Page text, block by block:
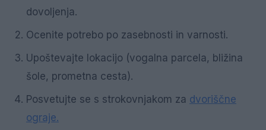
dovoljenja.
Ocenite potrebo po zasebnosti in varnosti.
Upoštevajte lokacijo (vogalna parcela, bližina
šole, prometna cesta).
Posvetujte se s strokovnjakom za dvoriščne
ograje.